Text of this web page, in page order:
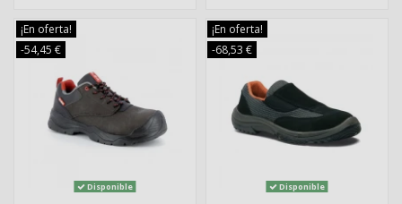
¡En oferta!
-54,45 €
Disponible
¡En oferta!
-68,53 €
Disponible